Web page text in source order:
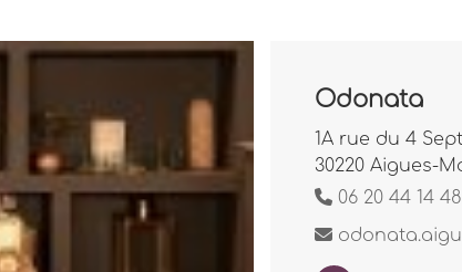
Odonata
1A rue du 4
30220 Aigues-
06 20 44 14 48